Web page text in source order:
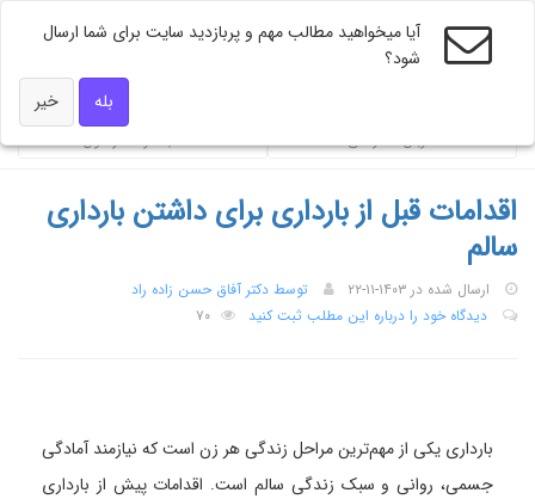
ضربان تندرستی
محاسبه گر فشار خون
اقدامات قبل از بارداری برای داشتن بارداری
سالم
ارسال شده در ۱۴۰۳-۱۱-۲۲
توسط دکتر آفاق حسن زاده راد
دیدگاه خود را درباره این مطلب ثبت کنید
۷۰
بارداری یکی از مهم‌ترین مراحل زندگی هر زن است که نیازمند آمادگی
جسمی، روانی و سبک زندگی سالم است. اقدامات پیش از بارداری
آیا میخواهید مطالب مهم و پربازدید سایت برای شما ارسال
شود؟
بله
خیر